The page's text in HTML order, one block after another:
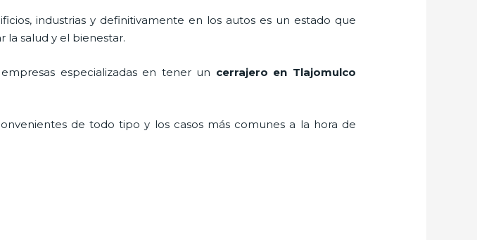
industrias y definitivamente en los autos es un estado que
salud y el bienestar.
especializadas en tener un cerrajero en Tlajomulco
de todo tipo y los casos más comunes a la hora de